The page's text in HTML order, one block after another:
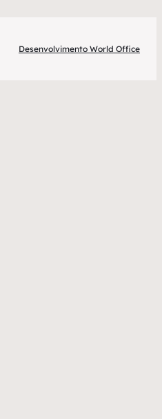
Desenvolvimento World Office